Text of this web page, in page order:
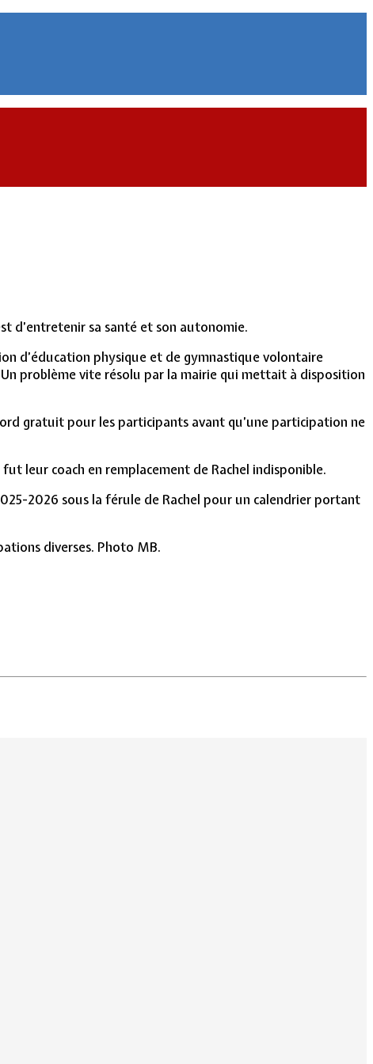
d’entretenir sa santé et son autonomie.
d’éducation physique et de gymnastique volontaire
problème vite résolu par la mairie qui mettait à disposition
gratuit pour les participants avant qu’une participation ne
leur coach en remplacement de Rachel indisponible.
2026 sous la férule de Rachel pour un calendrier portant
diverses. Photo MB.